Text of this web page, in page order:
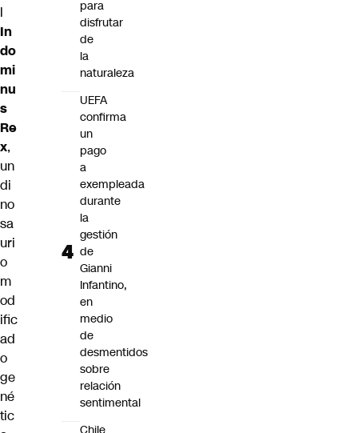
l
In
do
mi
nu
s
Re
x,
un
di
no
sa
uri
o
m
od
ific
ad
o
ge
né
tic
para
disfrutar
de
la
naturaleza
UEFA
confirma
un
pago
a
exempleada
durante
la
gestión
de
Gianni
Infantino,
en
medio
de
desmentidos
sobre
relación
sentimental
Chile